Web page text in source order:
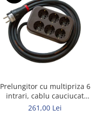
Prelungitor cu multipriza 6
intrari, cablu cauciucat
Titanex 10m 3x2,5mm
261,00 Lei